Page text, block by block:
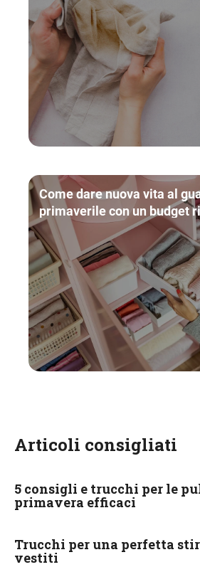
Come dare nuova vita al
primaverile con un budget
pratiche
Articoli consigliati
5 consigli e trucchi per le
primavera efficaci
Trucchi per una perfetta
vestiti